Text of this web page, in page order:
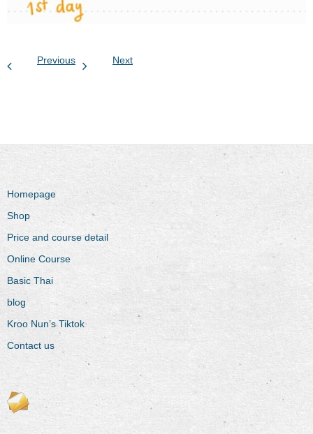
Previous Next
Homepage
Shop
Price and course detail
Online Course
Basic Thai
blog
Kroo Nun’s Tiktok
Contact us